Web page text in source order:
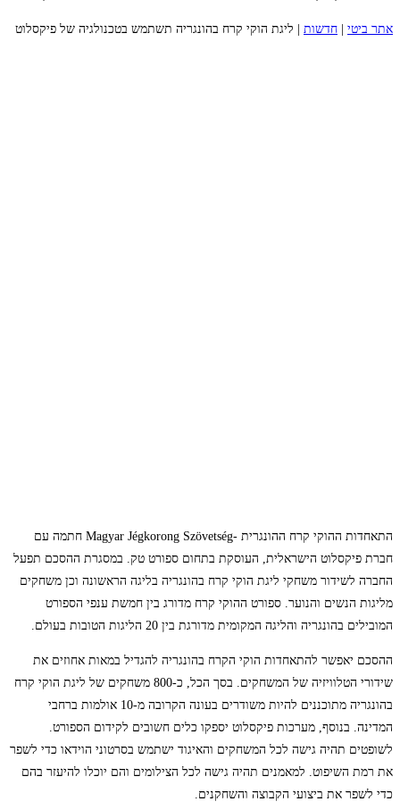
אתר ביטי חדשות ליגת הוקי קרח בהונגריה תשתמש בטכנולגיה של פיקסלוט
התאחדות ההוקי קרח ההונגרית -Magyar Jégkorong Szövetség חתמה עם
חברת פיקסלוט הישראלית, העוסקת בתחום ספורט טק. במסגרת ההסכם תפעל
החברה לשידור משחקי ליגת הוקי קרח בהונגריה בליגה הראשונה וכן משחקים
מליגות הנשים והנוער. ספורט ההוקי קרח מדורג בין חמשת ענפי הספורט
המובילים בהונגריה והליגה המקומית מדורגת בין 20 הליגות הטובות בעולם.
ההסכם יאפשר להתאחדות הוקי הקרח בהונגריה להגדיל במאות אחוזים את
שידורי הטלוויזיה של המשחקים. בסך הכל, כ-800 משחקים של ליגת הוקי קרח
בהונגריה מתוכננים להיות משודרים בעונה הקרובה מ-10 אולמות ברחבי
המדינה. בנוסף, מערכות פיקסלוט יספקו כלים חשובים לקידום הספורט.
לשופטים תהיה גישה לכל המשחקים והאיגוד ישתמש בסרטוני הוידאו כדי לשפר
את רמת השיפוט. למאמנים תהיה גישה לכל הצילומים והם יוכלו להיעזר בהם
כדי לשפר את ביצועי הקבוצה והשחקנים.